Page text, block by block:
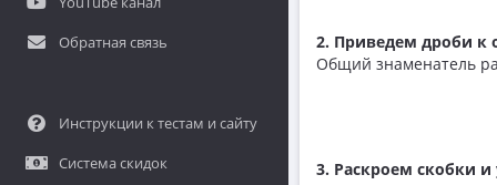
Обратная связь
Инструкции к тестам и сайту
Система скидок
2. Приведем дроби к
Общий знаменатель
3. Раскроем скобки